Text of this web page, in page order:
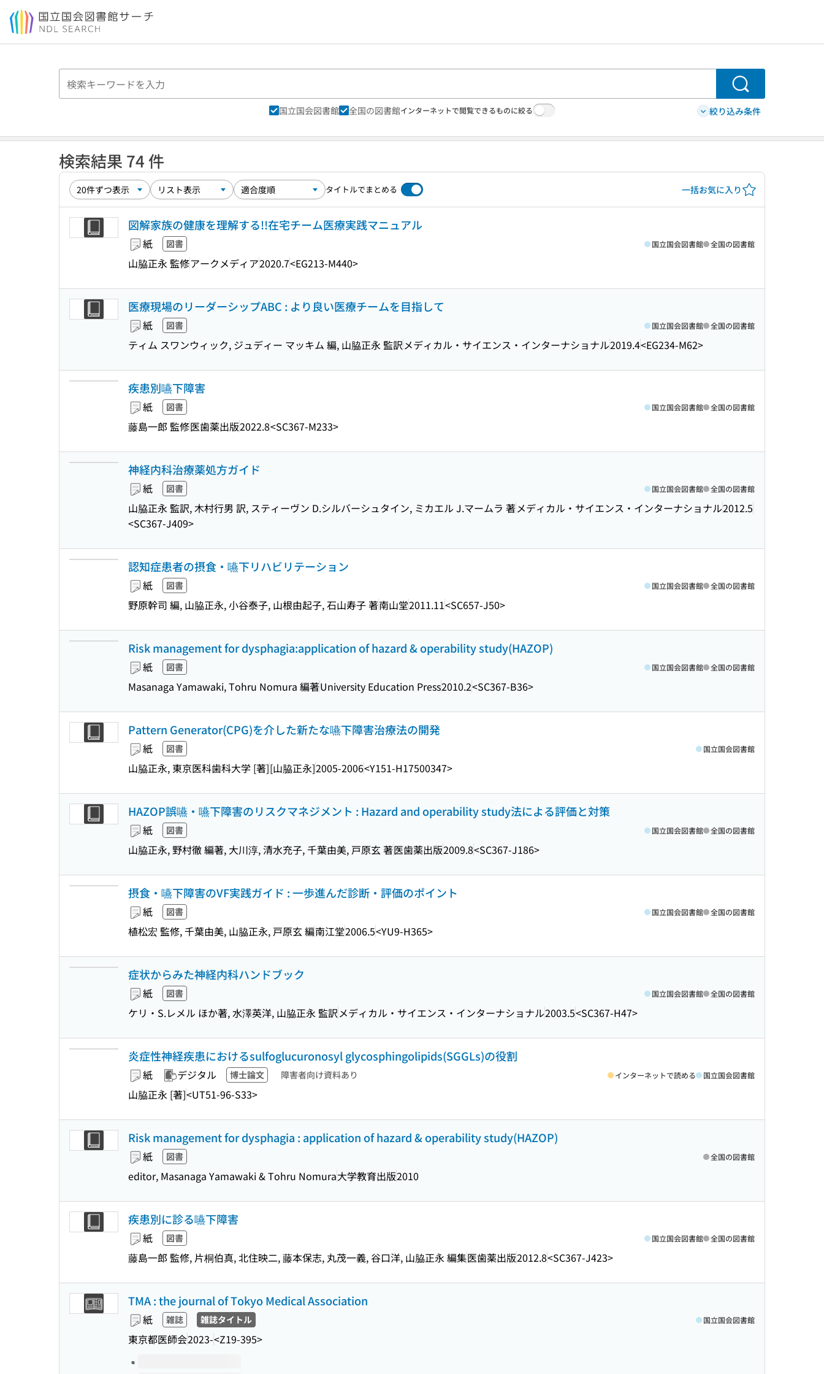
本文へ移動
検索
国立国会図書館 全国の図書館インターネットで閲覧できるものに絞る 絞り込み条件
検索結果 74 件
タイトルでまとめる 一括お気に入り
図解家族の健康を理解する!!在宅チーム医療実践マニュアル
紙 図書
山脇正永 監修アークメディア2020.7<EG213-M440>
国立国会図書館 全国の図書館
医療現場のリーダーシップABC : より良い医療チームを目指して
紙 図書
ティム スワンウィック, ジュディー マッキム 編, 山脇正永 監訳 メディカル・サイエンス・インターナショナル2019.4<EG234-M62>
国立国会図書館 全国の図書館
疾患別嚥下障害
紙 図書
藤島一郎 監修医歯薬出版2022.8<SC367-M233>
国立国会図書館 全国の図書館
神経内科治療薬処方ガイド
紙 図書
山脇正永 監訳, 木村行男 訳, スティーヴン D.シルバーシュタイン, ミカエル J.マームラ 著メディカル・サイエンス・インターナショナル2012.5
<SC367-J409>
国立国会図書館 全国の図書館
認知症患者の摂食・嚥下リハビリテーション
紙 図書
野原幹司 編, 山脇正永, 小谷泰子, 山根由起子, 石山寿子 著南山堂2011.11<SC657-J50>
国立国会図書館 全国の図書館
Risk management for dysphagia:application of hazard & operability study(HAZOP)
紙 図書
Masanaga Yamawaki, Tohru Nomura 編著University Education Press2010.2<SC367-B36>
国立国会図書館 全国の図書館
Pattern Generator(CPG)を介した新たな嚥下障害治療法の開発
紙 図書
山脇正永, 東京医科歯科大学 [著][山脇正永]2005-2006<Y151-H17500347>
国立国会図書館
HAZOP誤嚥・嚥下障害のリスクマネジメント : Hazard and operability study法による評価と対策
紙 図書
山脇正永, 野村徹 編著, 大川淳, 清水充子, 千葉由美, 戸原玄 著医歯薬出版2009.8<SC367-J186>
国立国会図書館 全国の図書館
摂食・嚥下障害のVF実践ガイド : 一歩進んだ診断・評価のポイント
紙 図書
植松宏 監修, 千葉由美, 山脇正永, 戸原玄 編南江堂2006.5<YU9-H365>
国立国会図書館 全国の図書館
症状からみた神経内科ハンドブック
紙 図書
ケリ・S.レメル ほか著, 水澤英洋, 山脇正永 監訳 メディカル・サイエンス・インターナショナル2003.5<SC367-H47>
国立国会図書館 全国の図書館
炎症性神経疾患におけるsulfoglucuronosyl glycosphingolipids(SGGLs)の役割
紙 デジタル 博士論文 障害者向け資料あり
山脇正永 [著]<UT51-96-S33>
インターネットで読める 国立国会図書館
Risk management for dysphagia : application of hazard & operability study(HAZOP)
紙 図書
editor, Masanaga Yamawaki & Tohru Nomura大学教育出版2010
全国の図書館
疾患別に診る嚥下障害
紙 図書
藤島一郎 監修, 片桐伯真, 北住映二, 藤本保志, 丸茂一義, 谷口洋, 山脇正永 編集医歯薬出版2012.8<SC367-J423>
国立国会図書館 全国の図書館
TMA : the journal of Tokyo Medical Association
紙 雑誌 雑誌タイトル
東京都医師会2023-<Z19-395>
国立国会図書館
このタイトルの巻号